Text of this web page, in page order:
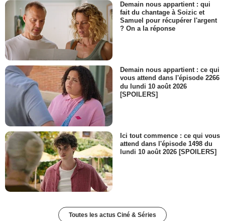
Demain nous appartient : qui
fait du chantage à Soizic et
Samuel pour récupérer l'argent
? On a la réponse
Demain nous appartient : ce qui
vous attend dans l'épisode 2266
du lundi 10 août 2026
[SPOILERS]
Ici tout commence : ce qui vous
attend dans l'épisode 1498 du
lundi 10 août 2026 [SPOILERS]
Toutes les actus Ciné & Séries